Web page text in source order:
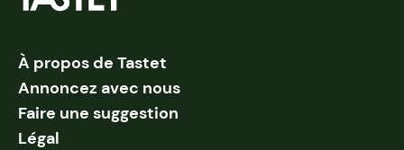
À propos de Tastet
Annoncez avec nous
Faire une suggestion
Légal